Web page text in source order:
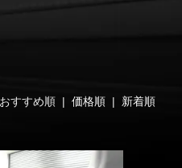
おすすめ順 | 価格順| 新着順